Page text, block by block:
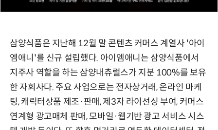
삼양식품은 지난해 12월 말 콘텐츠 커머스 계열사 '아이
엠애니'를 신규 설립했다. 아이엠애니는 삼양식품에서
지주사 역할을 하는 삼양내츄럴스가 지분 100%를 보유
한 자회사다. 주요 사업으로는 전자상거래, 온라인 마케
팅, 캐릭터상품 제조·판매, 제3자 라이선싱 부여, 커머스
연계형 광고매체 판매, 모바일·웹기반 광고 서비스 시스